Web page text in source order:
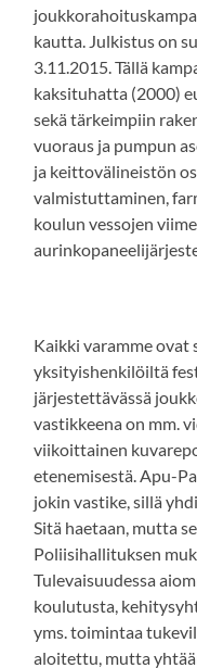
kautta. Julkistus on
3.11.2015. Tällä
kaksituhatta (2000)
sekä tärkeimpiin
vuoraus ja pumpun
ja keittovälineistön
valmistuttaminen,
koulun vessojen
Kaikki varamme ovat
yksityishenkilöiltä
järjestettävässä
vastikkeena on mm.
viikoittainen
etenemisestä. Apu-
jokin vastike, sillä
Sitä haetaan, mutta
Poliisihallituksen
Tulevaisuudessa
koulutusta,
yms. toimintaa
aloitettu, mutta